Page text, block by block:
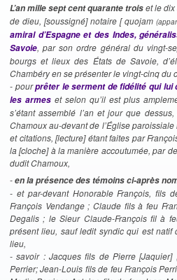
L’an mille sept cent quarante troiset le
de dieu, [soussigné] notaire [ quojam
amiral d’Espagne et des Indes,
Savoie, par son ordre général du vingt-
bourgs et lieux des États de Savoie,
Chambéry en se présenter le vingt-cinq du
- pourprêter le serment de fidélité qui lui
les armes et selon qu’il est plus
s’étant assemblé l’an et jour que
Chamoux au-devant de l’Église
et citations, [lecture] étant faites par
la [cloche] à la manière accoutumée, par
dudit Chamoux,
-en la présence des témoins ci-après
- et par-devant Honorable François, fils
François Vendange ; Claude fils à feu
Degalis ; le Sieur Claude-François fil à
présent lieu, sauf ledit syndic qui est natif
lieu,
- savoir : Jacques fils de Pierre [Jaquier]
Perrier; Jean-Louis fils de feu François